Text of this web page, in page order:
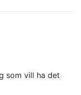
som vill ha det